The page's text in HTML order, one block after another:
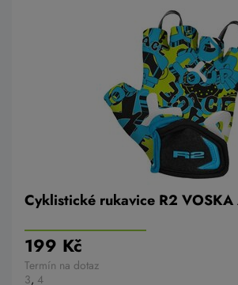
Cyklistické rukavice R2 VOSKA
199 Kč
Termín na dotaz
3, 4